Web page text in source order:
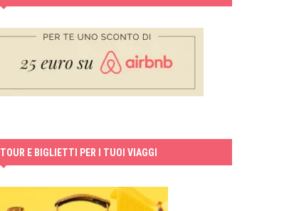
TOUR E BIGLIETTI PER I TUOI VIAGGI